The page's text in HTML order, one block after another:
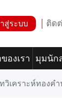
สู่ระบบ ติด
องเรา มุมนัก
วิเคราะห์ทองคำ